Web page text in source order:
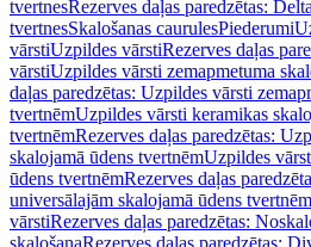
tvertnesRezerves daļas paredzētas:
tvertnesSkalošanas caurulesPiederumi
vārstiUzpildes vārstiRezerves daļas
vārstiUzpildes vārsti zemapmetuma
daļas paredzētas: Uzpildes vārsti
tvertnēmUzpildes vārsti keramikas
tvertnēmRezerves daļas paredzētas:
skalojamā ūdens tvertnēmUzpildes
ūdens tvertnēmRezerves daļas
universālajām skalojamā ūdens tvertnēm
vārstiRezerves daļas paredzētas:
skalošanaRezerves daļas paredzētas: